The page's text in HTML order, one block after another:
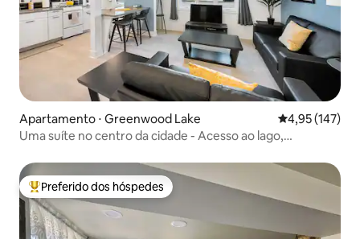
Apartamento ⋅ Greenwood Lake 4,95 de uma
4,95 (147)
Uma suíte no centro da cidade - Acesso ao lago,
Entre os melhores preferidos dos hóspedes
Preferido dos hóspedes